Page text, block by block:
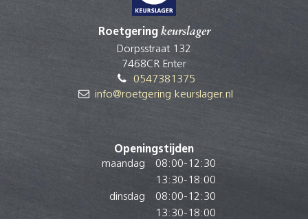
Hacheevlees
Hamburger
Klapstuk
Kogelbiefstuk
Roetgeringkeurslager
Dorpsstraat 132
7468CR Enter
0547381375
info@roetgering.keurslager.nl
Openingstijden
maandag
08:00-12:30
13:30-18:00
dinsdag
08:00-12:30
13:30-18:00